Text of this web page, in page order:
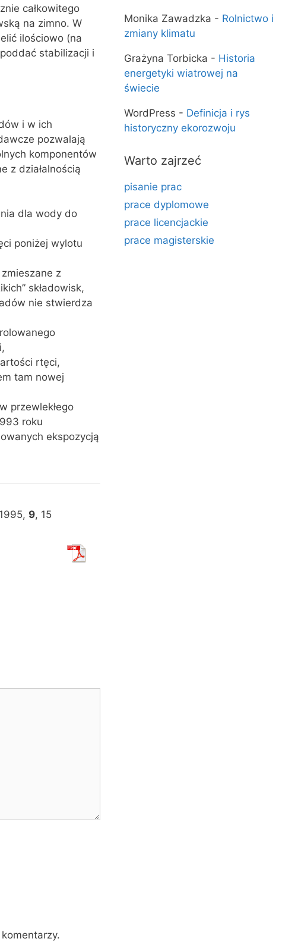
całkowitego
na zimno. W
ilościowo (na
stabilizacji i
i w ich
pozwalają
komponentów
z działalnością
dla wody do
poniżej wylotu
z
składowisk,
nie stwierdza
rtęci,
tam nowej
przewlekłego
roku
ekspozycją
9, 15
Monika Zawadzka - Rolnictwo i
zmiany klimatu
Grażyna Torbicka - Historia
energetyki wiatrowej na
świecie
WordPress - Definicja i rys
historyczny ekorozwoju
Warto zajrzeć
pisanie prac
prace dyplomowe
prace licencjackie
prace magisterskie